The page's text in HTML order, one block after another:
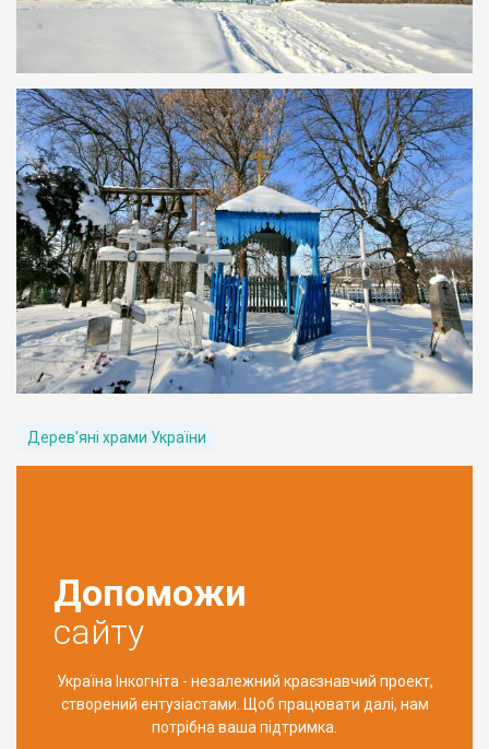
Дерев'яні храми України
Допоможи
сайту
Україна Інкогніта - незалежний краєзнавчий проект,
створений ентузіастами. Щоб працювати далі, нам
потрібна ваша підтримка.